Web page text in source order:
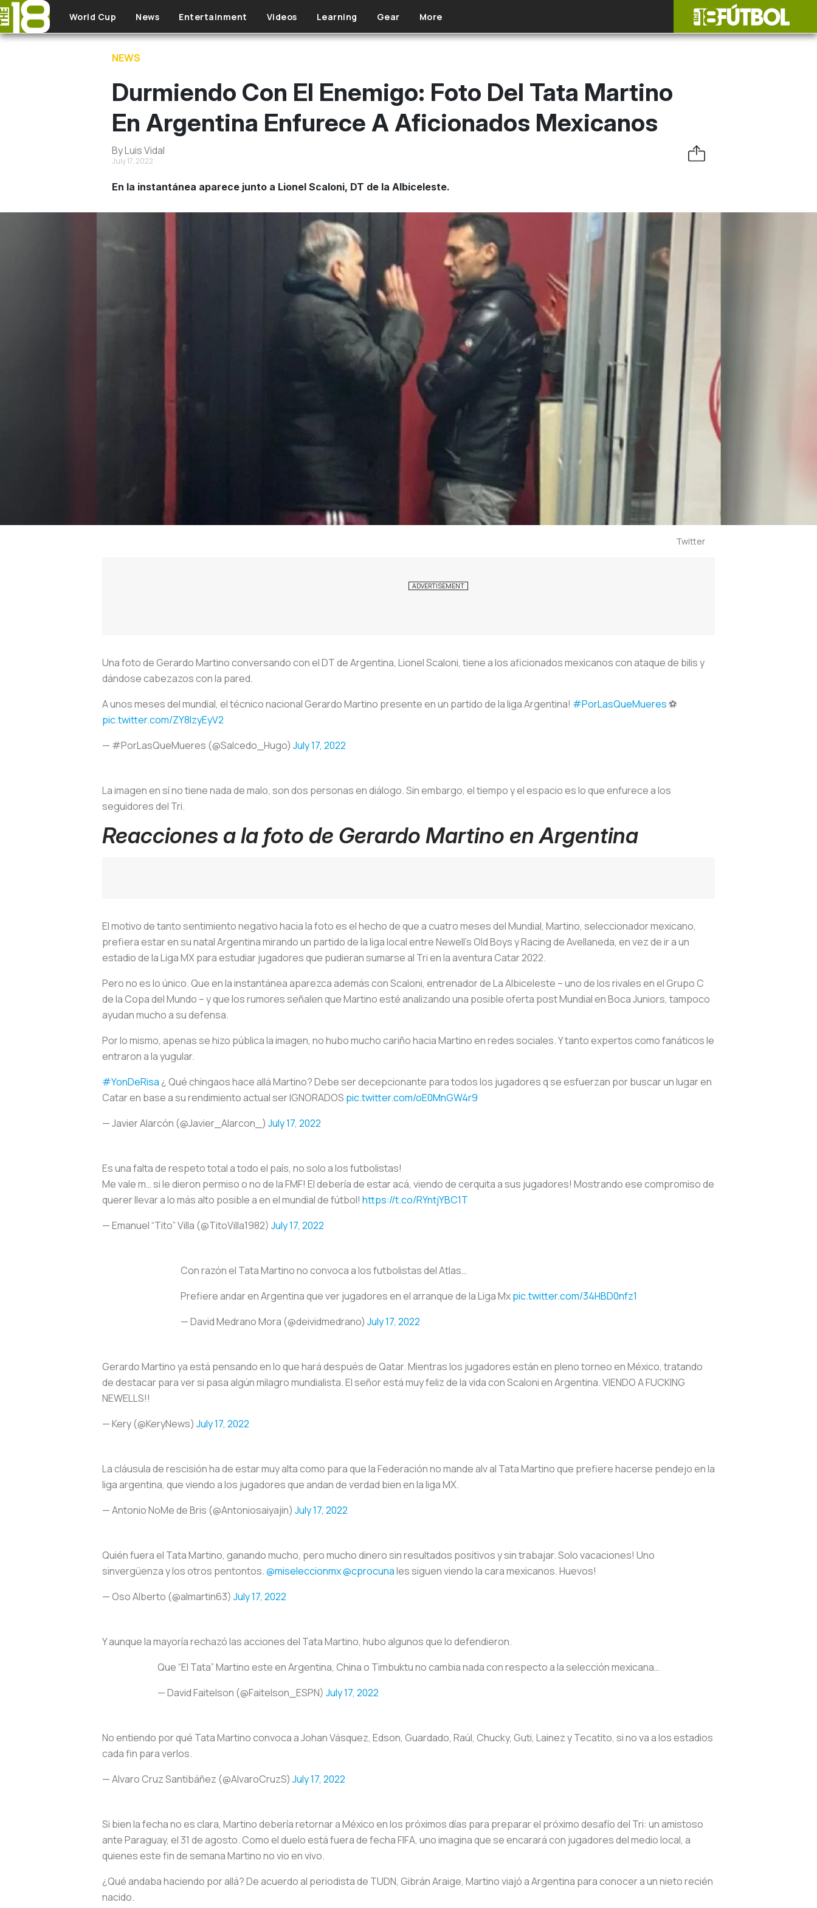
Skip to main content
World Cup News Entertainment Videos Learning Gear More
NEWS
Durmiendo Con El Enemigo: Foto Del Tata Martino
En Argentina Enfurece A Aficionados Mexicanos
By Luis Vidal
July 17, 2022
En la instantánea aparece junto a Lionel Scaloni, DT de la Albiceleste.
Twitter
Una foto de Gerardo Martino conversando con el DT de Argentina, Lionel Scaloni, tiene a los aficionados mexicanos con ataque de bilis y
dándose cabezazos con la pared.
A unos meses del mundial, el técnico nacional Gerardo Martino presente en un partido de la liga Argentina! #PorLasQueMueres⚽️
pic.twitter.com/ZY8lzyEyV2
— #PorLasQueMueres (@Salcedo_Hugo) July 17, 2022
La imagen en sí no tiene nada de malo, son dos personas en diálogo. Sin embargo, el tiempo y el espacio es lo que enfurece a los
seguidores del Tri.
Reacciones a la foto de Gerardo Martino en Argentina
El motivo de tanto sentimiento negativo hacia la foto es el hecho de que a cuatro meses del Mundial, Martino, seleccionador mexicano,
prefiera estar en su natal Argentina mirando un partido de la liga local entre Newell's Old Boys y Racing de Avellaneda, en vez de ir a un
estadio de la Liga MX para estudiar jugadores que pudieran sumarse al Tri en la aventura Catar 2022.
Pero no es lo único. Que en la instantánea aparezca además con Scaloni, entrenador de La Albiceleste – uno de los rivales en el Grupo C
de la Copa del Mundo – y que los rumores señalen que Martino esté analizando una posible oferta post Mundial en Boca Juniors, tampoco
ayudan mucho a su defensa.
Por lo mismo, apenas se hizo pública la imagen, no hubo mucho cariño hacia Martino en redes sociales. Y tanto expertos como fanáticos le
entraron a la yugular.
#YonDeRisa ¿ Qué chingaos hace allá Martino? Debe ser decepcionante para todos los jugadores q se esfuerzan por buscar un lugar en
Catar en base a su rendimiento actual ser IGNORADOS pic.twitter.com/oE0MnGW4r9
— Javier Alarcón (@Javier_Alarcon_) July 17, 2022
Es una falta de respeto total a todo el país, no solo a los futbolistas!
Me vale m… si le dieron permiso o no de la FMF! El debería de estar acá, viendo de cerquita a sus jugadores! Mostrando ese compromiso de
querer llevar a lo más alto posible a en el mundial de fútbol! https://t.co/RYntjYBC1T
— Emanuel “Tito” Villa (@TitoVilla1982) July 17, 2022
Con razón el Tata Martino no convoca a los futbolistas del Atlas…
Prefiere andar en Argentina que ver jugadores en el arranque de la Liga Mxpic.twitter.com/34HBD0nfz1
— David Medrano Mora (@deividmedrano) July 17, 2022
Gerardo Martino ya está pensando en lo que hará después de Qatar. Mientras los jugadores están en pleno torneo en México, tratando
de destacar para ver si pasa algún milagro mundialista. El señor está muy feliz de la vida con Scaloni en Argentina. VIENDO A FUCKING
NEWELLS!!
— Kery (@KeryNews) July 17, 2022
La cláusula de rescisión ha de estar muy alta como para que la Federación no mande alv al Tata Martino que prefiere hacerse pendejo en la
liga argentina, que viendo a los jugadores que andan de verdad bien en la liga MX.
— Antonio NoMe de Bris (@Antoniosaiyajin) July 17, 2022
Quién fuera el Tata Martino, ganando mucho, pero mucho dinero sin resultados positivos y sin trabajar. Solo vacaciones! Uno
sinvergüenza y los otros pentontos.@miseleccionmx@cprocunales siguen viendo la cara mexicanos. Huevos!
— Oso Alberto (@almartin63) July 17, 2022
Y aunque la mayoría rechazó las acciones del Tata Martino, hubo algunos que lo defendieron.
Que “El Tata” Martino este en Argentina, China o Timbuktu no cambia nada con respecto a la selección mexicana…
— David Faitelson (@Faitelson_ESPN) July 17, 2022
No entiendo por qué Tata Martino convoca a Johan Vásquez, Edson, Guardado, Raúl, Chucky, Guti, Lainez y Tecatito, si no va a los estadios
cada fin para verlos.
— Alvaro Cruz Santibáñez (@AlvaroCruzS) July 17, 2022
Si bien la fecha no es clara, Martino debería retornar a México en los próximos días para preparar el próximo desafío del Tri: un amistoso
ante Paraguay, el 31 de agosto. Como el duelo está fuera de fecha FIFA, uno imagina que se encarará con jugadores del medio local, a
quienes este fin de semana Martino no vio en vivo.
¿Qué andaba haciendo por allá? De acuerdo al periodista de TUDN, Gibrán Araige, Martino viajó a Argentina para conocer a un nieto recién
nacido.